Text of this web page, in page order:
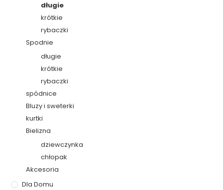
długie
krótkie
rybaczki
Spodnie
długie
krótkie
rybaczki
spódnice
Bluzy i sweterki
kurtki
Bielizna
dziewczynka
chłopak
Akcesoria
Dla Domu